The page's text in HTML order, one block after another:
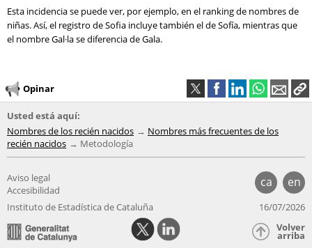
Esta incidencia se puede ver, por ejemplo, en el ranking de nombres de
niñas. Así, el registro de Sofia incluye también el de Sofía, mientras que
el nombre Gal·la se diferencia de Gala.
Opinar
Usted está aquí:
Nombres de los recién nacidos
Nombres más frecuentes de los
recién nacidos
Metodología
ca en
Aviso legal
Accesibilidad
Instituto de Estadística de Cataluña
16/07/2026
Volver
arriba